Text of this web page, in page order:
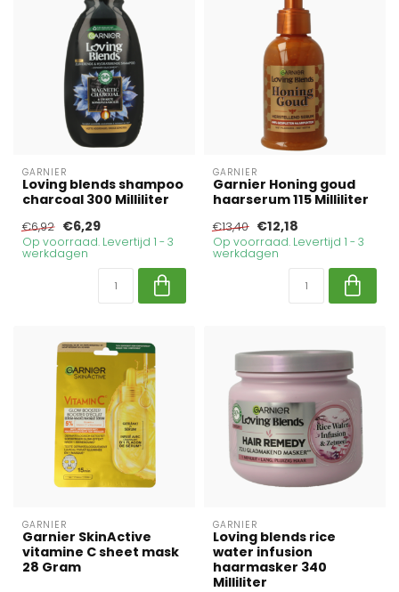
GARNIER
Loving blends shampoo
charcoal 300 Milliliter
€6,92 €6,29
Op voorraad. Levertijd 1 - 3
werkdagen
GARNIER
Garnier Honing goud
haarserum 115 Milliliter
€13,40 €12,18
Op voorraad. Levertijd 1 - 3
werkdagen
GARNIER
Garnier SkinActive
vitamine C sheet mask
28 Gram
GARNIER
Loving blends rice
water infusion
haarmasker 340
Milliliter